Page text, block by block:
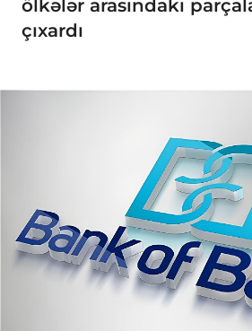
ölkələr arasındakı
çıxardı